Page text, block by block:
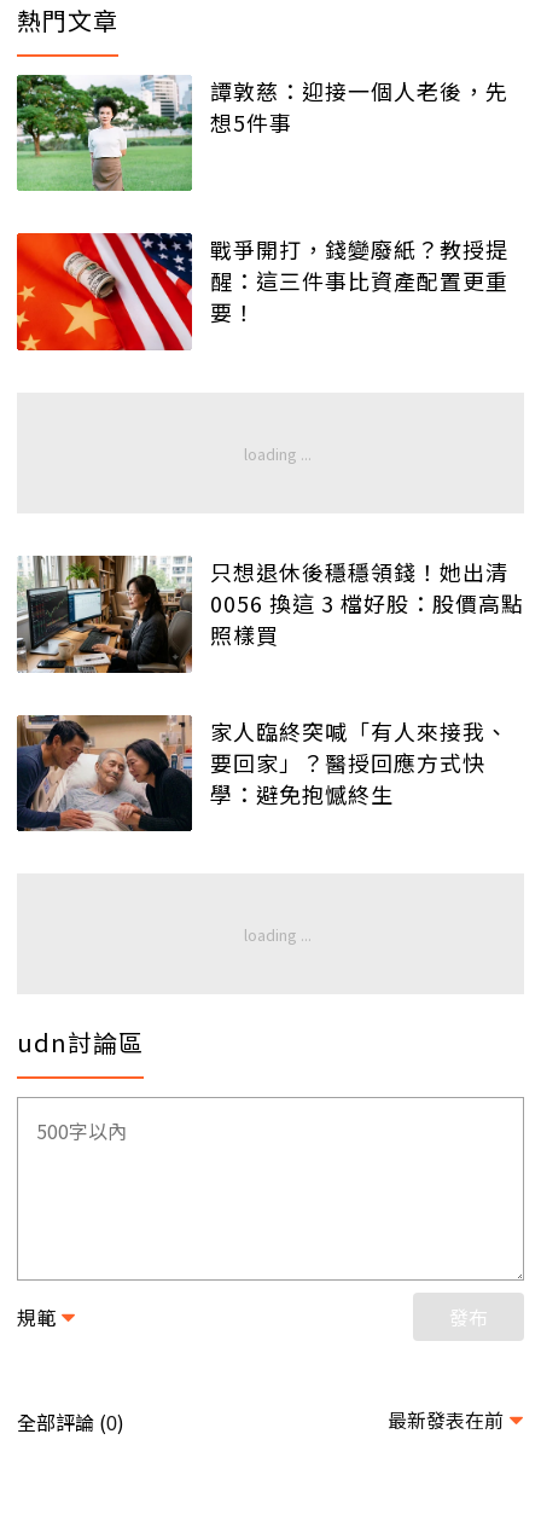
熱門文章
譚敦慈：迎接一個人老後，先
想5件事
戰爭開打，錢變廢紙？教授提
醒：這三件事比資產配置更重
要！
只想退休後穩穩領錢！她出清
0056 換這 3 檔好股：股價高點
照樣買
家人臨終突喊「有人來接我、
要回家」？醫授回應方式快
學：避免抱憾終生
udn討論區
規範 發布
全部評論 (0) 最新發表在前